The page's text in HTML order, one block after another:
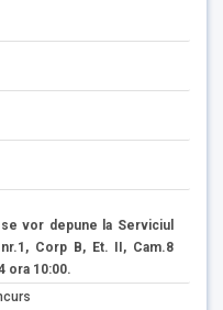
vor depune la Serviciul
nr.1, Corp B, Et. II, Cam.8
ora 10:00.